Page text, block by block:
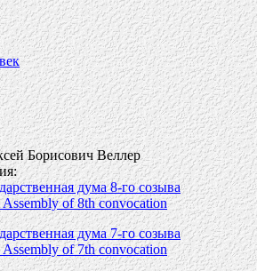
Борисович Веллер
дума 8-го созыва
Assembly of 8th convocation
дума 7-го созыва
Assembly of 7th convocation